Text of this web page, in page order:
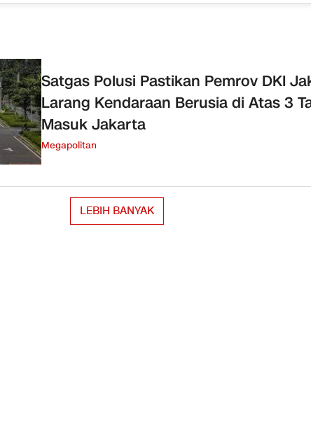
Satgas Polusi Pastikan Pemrov DKI
Larang Kendaraan Berusia di Atas 3
Masuk Jakarta
Megapolitan
LEBIH BANYAK